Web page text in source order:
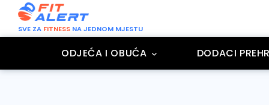
SVE ZA FITNESS NA JEDNOM MJESTU
ODJEĆA I OBUĆA DODACI